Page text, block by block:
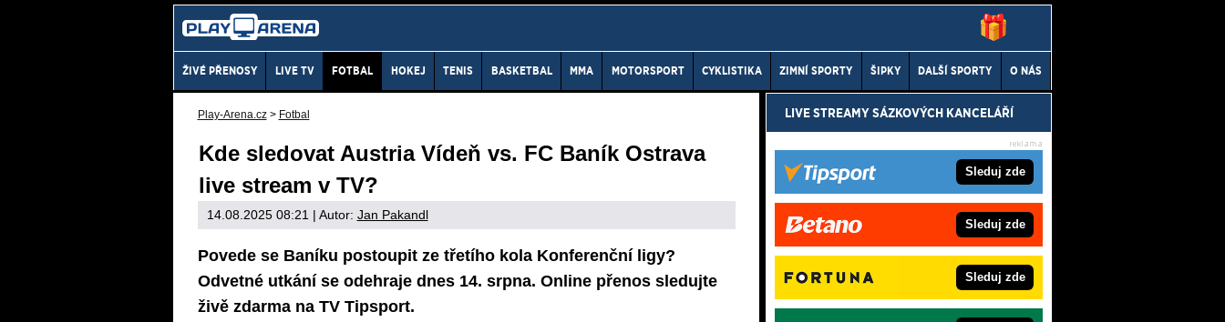
ŽIVÉ PŘENOSY LIVE TV FOTBAL HOKEJ TENIS BASKETBAL MMA MOTORSPORT CYKLISTIKA ZIMNÍ SPORTY ŠIPKY DALŠÍ SPORTY O NÁS
Play-Arena.cz > Fotbal
Kde sledovat Austria Vídeň vs. FC Baník Ostrava
live stream v TV?
14.08.2025 08:21 | Autor: Jan Pakandl
Povede se Baníku postoupit ze třetího kola Konferenční ligy?
Odvetné utkání se odehraje dnes 14. srpna. Online přenos sledujte
živě zdarma na TV Tipsport.
LIVE STREAMY SÁZKOVÝCH KANCELÁŘÍ
Sleduj zde
Sleduj zde
Sleduj zde